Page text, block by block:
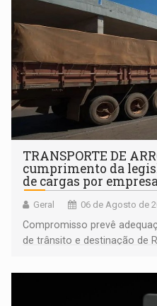
TRANSPORTE DE
cumprimento da
de cargas por
Geral 06 de Agosto de
Compromisso prevê
de trânsito e destinação de